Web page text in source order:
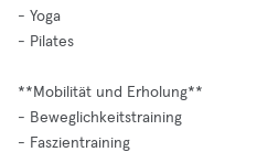
- Yoga
- Pilates
**Mobilität und Erholung**
- Beweglichkeitstraining
- Faszientraining